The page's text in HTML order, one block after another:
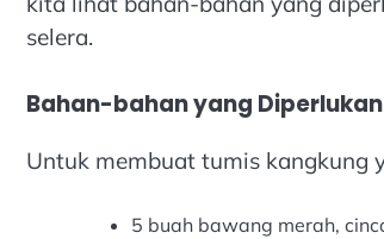
selera.
Bahan-bahan yang Diperlukan
Untuk membuat tumis kangkung
5 buah bawang merah,